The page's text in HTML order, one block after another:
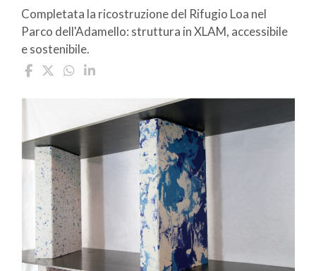
Completata la ricostruzione del Rifugio Loa nel
Parco dell'Adamello: struttura in XLAM, accessibile
e sostenibile.